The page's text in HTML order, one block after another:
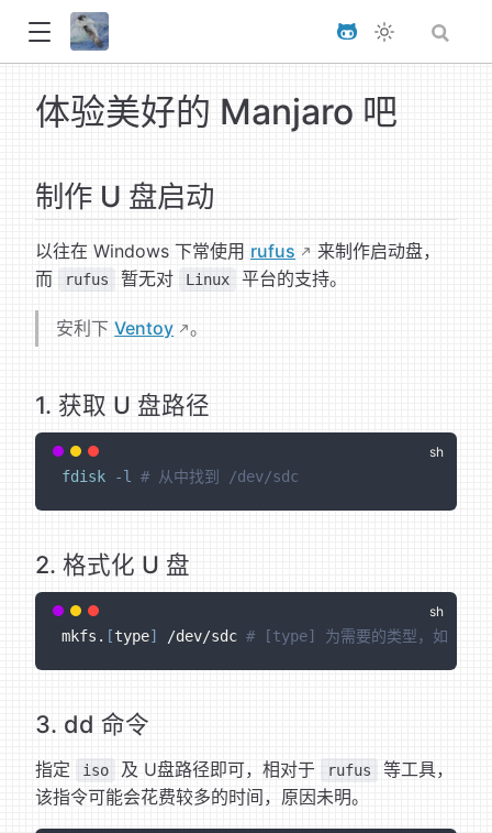
体验美好的 Manjaro 吧
制作 U 盘启动
以往在 Windows 下常使用 rufus
来制作启动盘，
而
rufus 暂无对 Linux 平台的支持。
安利下Ventoy 。
1. 获取 U 盘路径
fdisk -l # 从中找到 /dev/sdc
2. 格式化 U 盘
mkfs. [type] /dev/sdc # [type] 为需要的类型，如
3. dd 命令
指定 iso 及 U盘路径即可，相对于 rufus
等工具，
该指令可能会花费较多的时间，原因未明。